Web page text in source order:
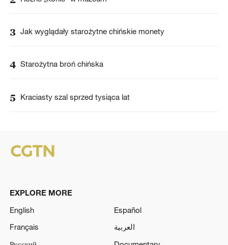
3 Jak wyglądały starożytne chińskie monety
4 Starożytna broń chińska
5 Kraciasty szal sprzed tysiąca lat
EXPLORE MORE
English
Español
Français
العربية